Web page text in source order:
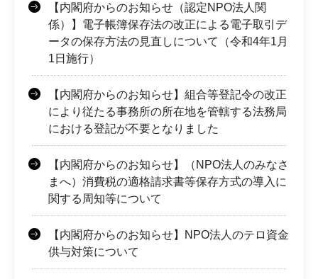
【内閣府からのお知らせ（認定NPO法人関
係）】電子帳簿保存法の改正による電子取引デ
ータの保存方法の見直しについて（令和4年1月
1日施行）
【内閣府からのお知らせ】組合等登記令の改正
により従たる事務所の所在地を管轄する法務局
における登記が不要となりました
【内閣府からのお知らせ】（NPO法人のみなさ
まへ）消費税の適格請求書等保存方式の導入に
関する周知等について
【内閣府からのお知らせ】NPO法人のテロ資金
供与対策について